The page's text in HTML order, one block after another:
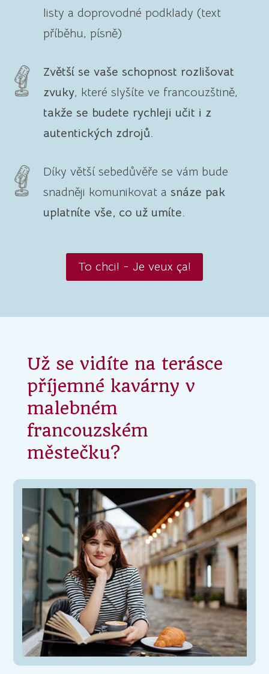
listy a doprovodné podklady (text
příběhu, písně)
Zvětší se vaše schopnost rozlišovat
zvuky, které slyšíte ve francouzštině,
takže se budete rychleji učit i z
autentických zdrojů.
Díky větší sebedůvěře se vám bude
snadněji komunikovat a snáze pak
uplatníte vše, co už umíte.
To chci! - Je veux ça!
Už se vidíte na terásce
příjemné kavárny v
malebném
francouzském
městečku?